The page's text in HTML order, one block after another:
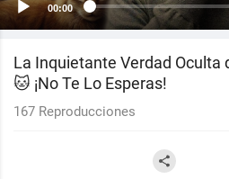
00:00
La Inquietante Verdad Oculta
🐱 ¡No Te Lo Esperas!
167 Reproducciones